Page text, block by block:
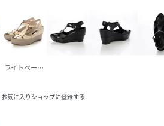
ライトベージュ
お気に入りショップに登録する